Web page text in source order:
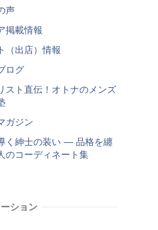
声
掲載情報
（出店）情報
ログ
スト直伝！オトナのメンズ
ガジン
く紳士の装い ― 品格を纏
のコーディネート集
ション